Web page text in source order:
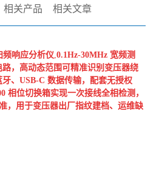
相关产品 相关文章
频响应分析仪,0.1Hz-30MHz 宽频测
，高动态范围可精准识别变压器绕
、USB-C 数据传输，配套无授权
相位切换箱实现一次接线全相检测，
，用于变压器出厂指纹建档、运维缺